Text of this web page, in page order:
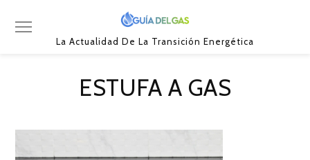
La Actualidad De La Transición Energética
ESTUFA A GAS